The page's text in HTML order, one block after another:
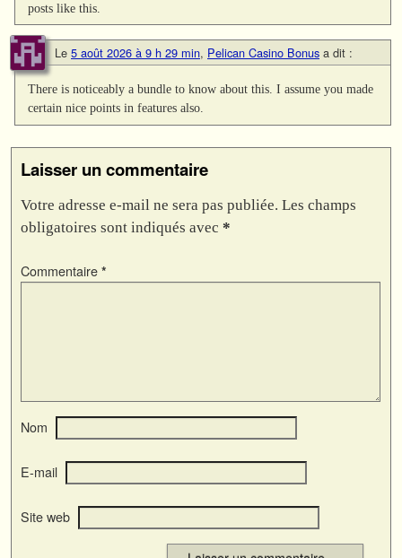
posts like this.
Le 5 août 2026 à 9 h 29 min, Pelican Casino Bonus a dit :
There is noticeably a bundle to know about this. I assume you made
certain nice points in features also.
Laisser un commentaire
Votre adresse e-mail ne sera pas publiée. Les champs
obligatoires sont indiqués avec *
Commentaire *
Nom
E-mail
Site web